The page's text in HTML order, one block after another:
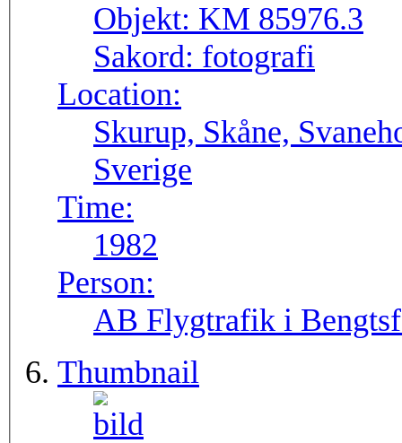
Objekt: KM 85976.3
Sakord: fotografi
Location:
Skurup, Skåne,
Sverige
Time:
1982
Person:
AB Flygtrafik i
Thumbnail